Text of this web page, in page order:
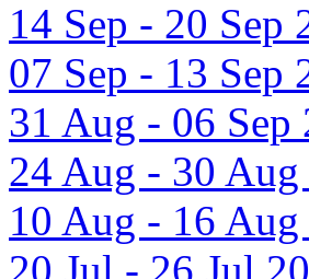
14 Sep - 20 Sep
07 Sep - 13 Sep
31 Aug - 06 Sep
24 Aug - 30 Aug
10 Aug - 16 Aug
20 Jul - 26 Jul